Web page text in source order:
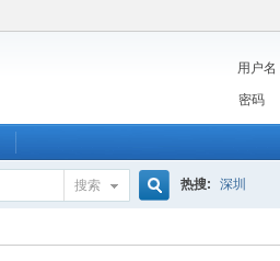
用户名
密码
搜索 热搜: 深圳